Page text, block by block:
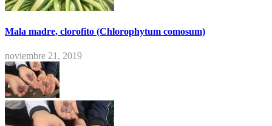
Mala madre, clorofito (Chlorophytum comosum)
noviembre 21, 2019